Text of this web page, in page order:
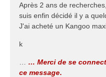
a
g
e
Après 2 ans de
suis enfin décidé il y a
J'ai acheté un Kangoo
k
… Merci de se
ce message.